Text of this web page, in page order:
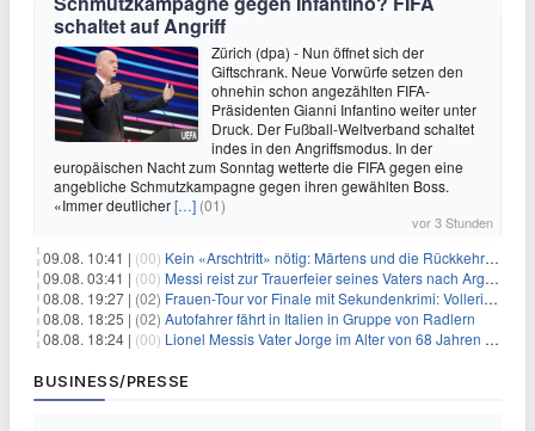
schaltet auf Angriff
Zürich (dpa) - Nun öffnet sich der
Giftschrank. Neue Vorwürfe setzen den
ohnehin schon angezählten FIFA-
Präsidenten Gianni Infantino weiter unter
Druck. Der Fußball-Weltverband schaltet
indes in den Angriffsmodus. In der
europäischen Nacht zum Sonntag wetterte die FIFA gegen eine
angebliche Schmutzkampagne gegen ihren gewählten Boss.
«Immer deutlicher[…] (01)
vor 3 Stunden
09.08. 10:41 | (00) Kein «Arschtritt» nötig: Märtens und die Rückkehr nach Paris
09.08. 03:41 | (00) Messi reist zur Trauerfeier seines Vaters nach Argentinien
08.08. 19:27 | (02) Frauen-Tour vor Finale mit Sekundenkrimi: Vollering in Gelb
08.08. 18:25 | (02) Autofahrer fährt in Italien in Gruppe von Radlern
08.08. 18:24 | (00) Lionel Messis Vater Jorge im Alter von 68 Jahren gestorben
BUSINESS/PRESSE